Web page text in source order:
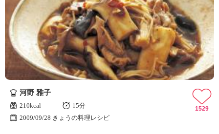
河野 雅子
210kcal
15分
2009/09/28 きょうの料理レシピ
1529